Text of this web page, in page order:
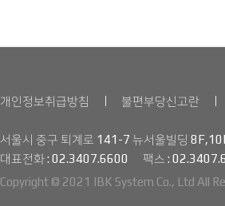
개인정보취급방침 불편부당신고란
서울시 중구 퇴계로 141-7 뉴서울빌딩
대표전화 : 02.3407.6600 팩스 :
Copyright © 2021 IBK System Co., Ltd All